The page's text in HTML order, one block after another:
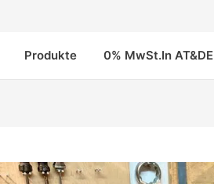
Produkte 0% MwSt.In AT&DE